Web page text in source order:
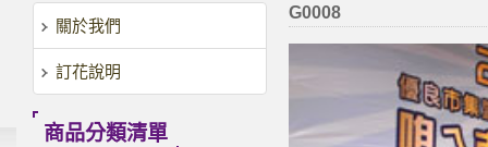
關於我們
訂花說明
商品分類清單
G0008